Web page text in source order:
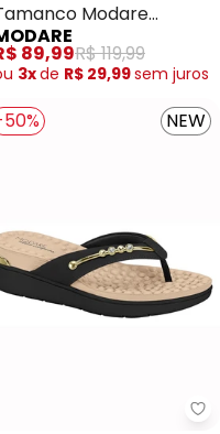
Modare
89,99R$ 119,99
3xde R$ 29,99sem juros
- Tamanco Vizzano
NEW